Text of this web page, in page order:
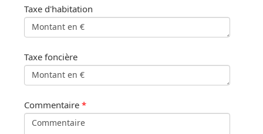
Taxe d'habitation
Taxe foncière
Commentaire *